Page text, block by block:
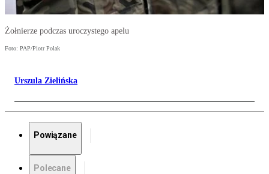
Żołnierze podczas uroczystego apelu
Foto: PAP/Piotr Polak
Urszula Zielińska
Powiązane
Polecane